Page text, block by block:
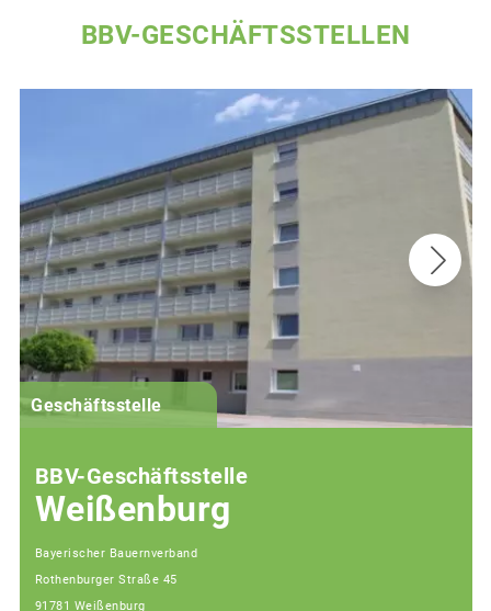
BBV-GESCHÄFTSSTELLEN
Geschäftsstelle
BBV-Geschäftsstelle
Weißenburg
Bayerischer Bauernverband
Rothenburger Straße 45
91781 Weißenburg